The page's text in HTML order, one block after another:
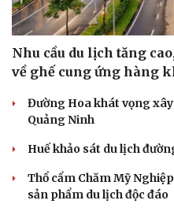
Nhu cầu du lịch tăng
về ghế cung ứng hàng
Đường Hoa khát vọng
Quảng Ninh
Huế khảo sát du lịch
Thổ cẩm Chăm Mỹ
sản phẩm du lịch độc đáo